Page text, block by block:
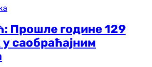
Прошле године 129
саобраћајним